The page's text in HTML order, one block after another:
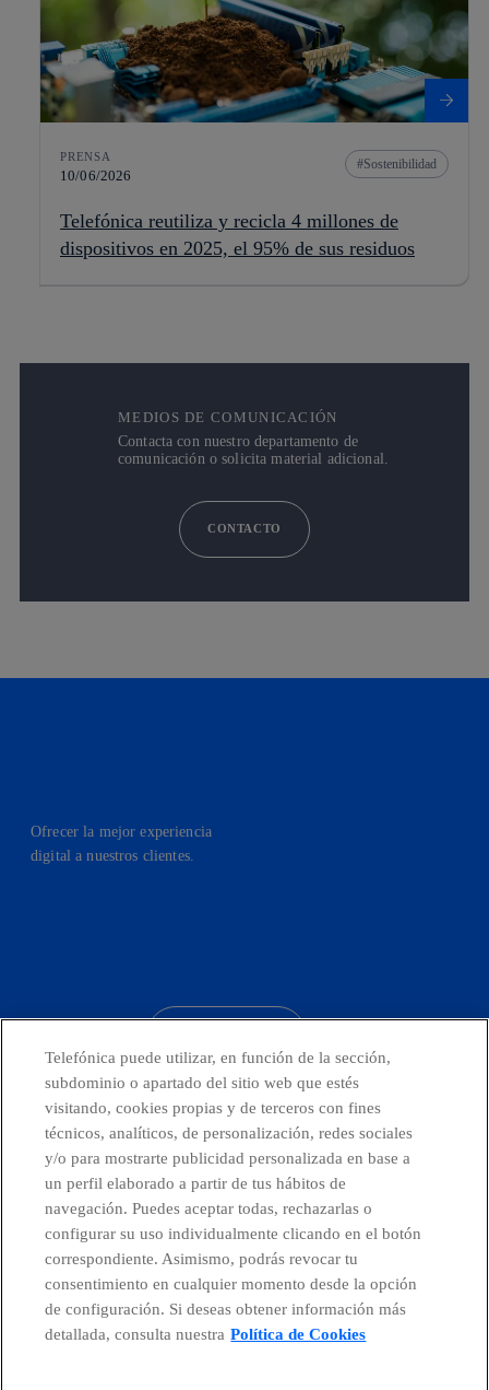
PRENSA
10/06/2026
Sostenibilidad
Telefónica reutiliza y recicla 4 millones de
dispositivos en 2025, el 95% de sus residuos
MEDIOS DE COMUNICACIÓN
Contacta con nuestro departamento de
comunicación o solicita material adicional.
CONTACTO
Ofrecer la mejor experiencia
digital a nuestros clientes.
Telefónica en redes sociales
Canal de Denuncias
Centro Global Transparencia
Telefónica puede utilizar, en función de la sección,
subdominio o apartado del sitio web que estés
visitando, cookies propias y de terceros con fines
técnicos, analíticos, de personalización, redes sociales
y/o para mostrarte publicidad personalizada en base a
un perfil elaborado a partir de tus hábitos de
navegación. Puedes aceptar todas, rechazarlas o
configurar su uso individualmente clicando en el botón
correspondiente. Asimismo, podrás revocar tu
consentimiento en cualquier momento desde la opción
de configuración. Si deseas obtener información más
detallada, consulta nuestra Política de Cookies